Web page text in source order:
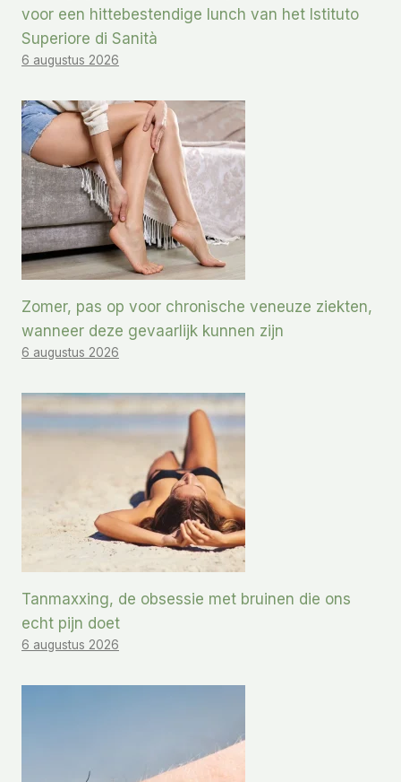
voor een hittebestendige lunch van het Istituto
Superiore di Sanità
6 augustus 2026
Zomer, pas op voor chronische veneuze ziekten,
wanneer deze gevaarlijk kunnen zijn
6 augustus 2026
Tanmaxxing, de obsessie met bruinen die ons
echt pijn doet
6 augustus 2026